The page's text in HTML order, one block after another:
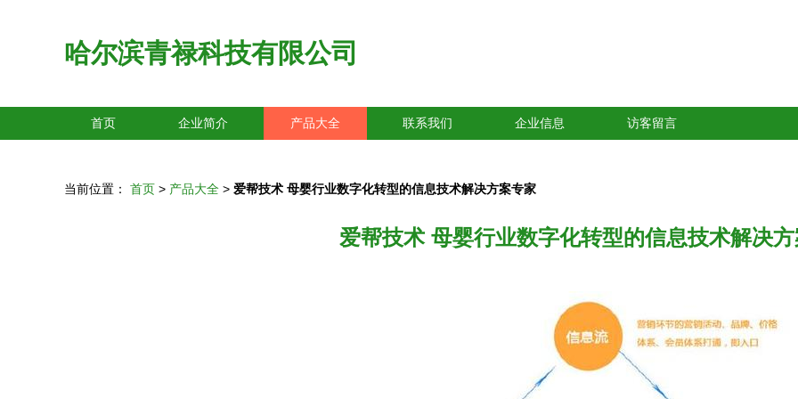
哈尔滨青禄科技有限公司
首页 企业简介 产品大全 联系我们 企业信息 访客留言
当前位置： 首页 > 产品大全 > 爱帮技术 母婴行业数字化转型的信息技术解决方案专家
爱帮技术 母婴行业数字化转型的信息技术解决